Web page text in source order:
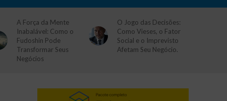
A Força da Mente
Inabalável: Como o
Fudoshin Pode
Transformar Seus
Negócios
O Jogo das Decisões:
Como Vieses, o Fator
Social e o Imprevisto
Afetam Seu Negócio.